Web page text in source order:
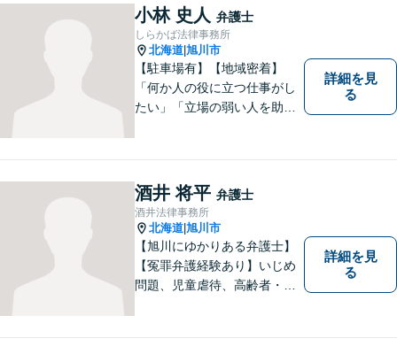
【駐車場有】話しやすい雰囲
気作りを大切にして、皆様の
お越しをお待ちしています。
小林 史人 弁護士
しらかば法律事務所
北海道 旭川市
【駐車場有】【地域密着】
「何か人の役に立つ仕事がし
たい」「立場の弱い人を助け
らではの基準や慣習を理解し
た、法的サービスの提供を行
います。お気軽にご相談くだ
さい。
詳細を見
る
酒井 将平 弁護士
酒井法律事務所
北海道 旭川市
【旭川にゆかりある弁護士】
【冤罪弁護経験あり】いじめ
問題、児童虐待、高齢者・障
り組んでいます。時間外・土
詳細を見
る